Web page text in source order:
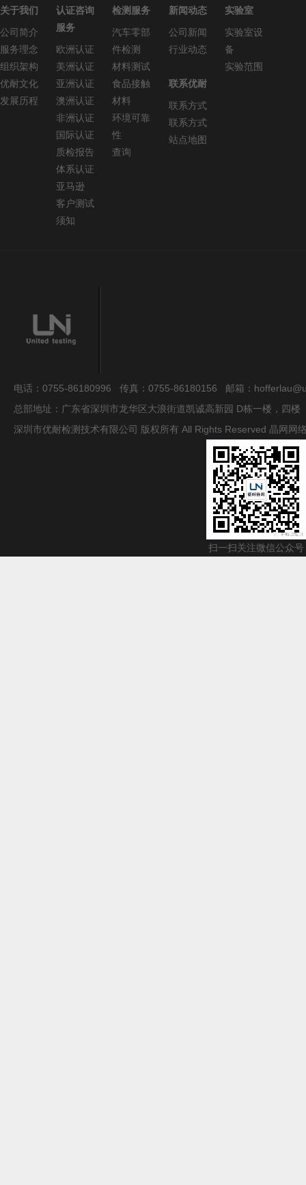
关于我们
公司简介
服务理念
组织架构
优耐文化
发展历程
认证咨询
服务
欧洲认证
美洲认证
亚洲认证
澳洲认证
非洲认证
国际认证
质检报告
体系认证
亚马逊
客户测试
须知
检测服务
汽车零部
件检测
材料测试
食品接触
材料
环境可靠
性
查询
新闻动态
公司新闻
行业动态
实验室
实验室设
备
实验范围
联系优耐
联系方式
联系方式
站点地图
电话：0755-86180996 传真：0755-86180156 邮箱：
总部地址：广东省深圳市龙华区大浪街道凯诚高新园 D栋一楼，四楼
深圳市优耐检测技术有限公司 版权所有 All Rights Reserved 晶网网
扫一扫关注微信公众号